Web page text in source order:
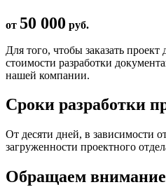
от 50 000 руб.
Для того, чтобы заказать
стоимости разработки
нашей компании.
Сроки разработки
От десяти дней, в зависимости
загруженности проектного
Обращаем